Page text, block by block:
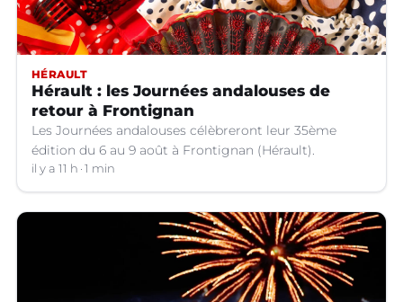
HÉRAULT
Hérault : les Journées andalouses de
retour à Frontignan
Les Journées andalouses célèbreront leur 35ème
édition du 6 au 9 août à Frontignan (Hérault).
il y a 11 h 1 min